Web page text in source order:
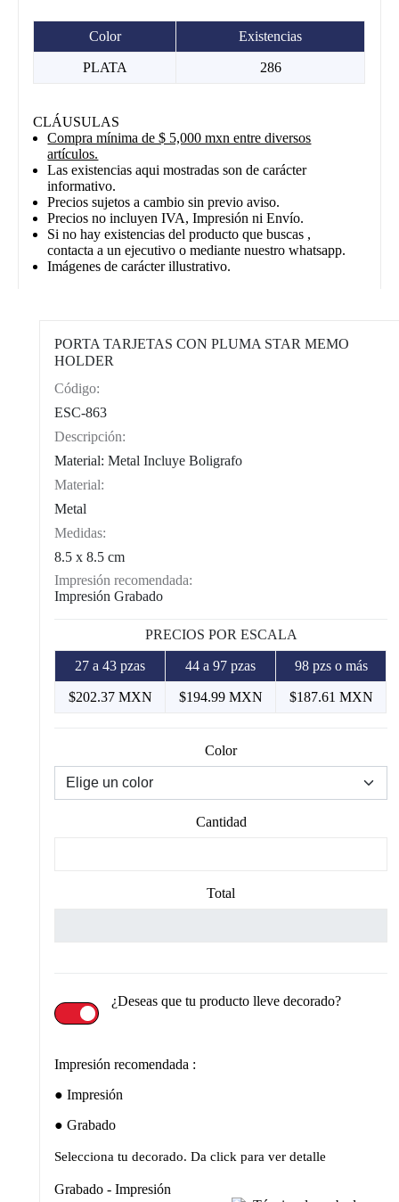
Color Existencias
PLATA 286
CLÁUSULAS
Compra mínima de $ 5,000 mxn entre diversos
artículos.
Las existencias aqui mostradas son de carácter
informativo.
Precios sujetos a cambio sin previo aviso.
Precios no incluyen IVA, Impresión ni Envío.
Si no hay existencias del producto que buscas ,
contacta a un ejecutivo o mediante nuestro whatsapp.
Imágenes de carácter illustrativo.
PORTA TARJETAS CON PLUMA STAR MEMO
HOLDER
Código:
ESC-863
Descripción:
Material: Metal Incluye Boligrafo
Material:
Metal
Medidas:
8.5 x 8.5 cm
Impresión recomendada:
Impresión Grabado
PRECIOS POR ESCALA
27 a 43 pzas 44 a 97 pzas 98 pzs o más
$202.37 MXN $194.99 MXN $187.61 MXN
Color
Cantidad
Total
¿Deseas que tu producto lleve decorado?
Impresión recomendada :
Impresión
Grabado
Selecciona tu decorado. Da click para ver detalle
Grabado - Impresión